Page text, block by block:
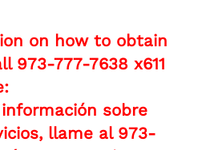
on how to obtain
973-777-7638 x611
sobre
llame al 973-